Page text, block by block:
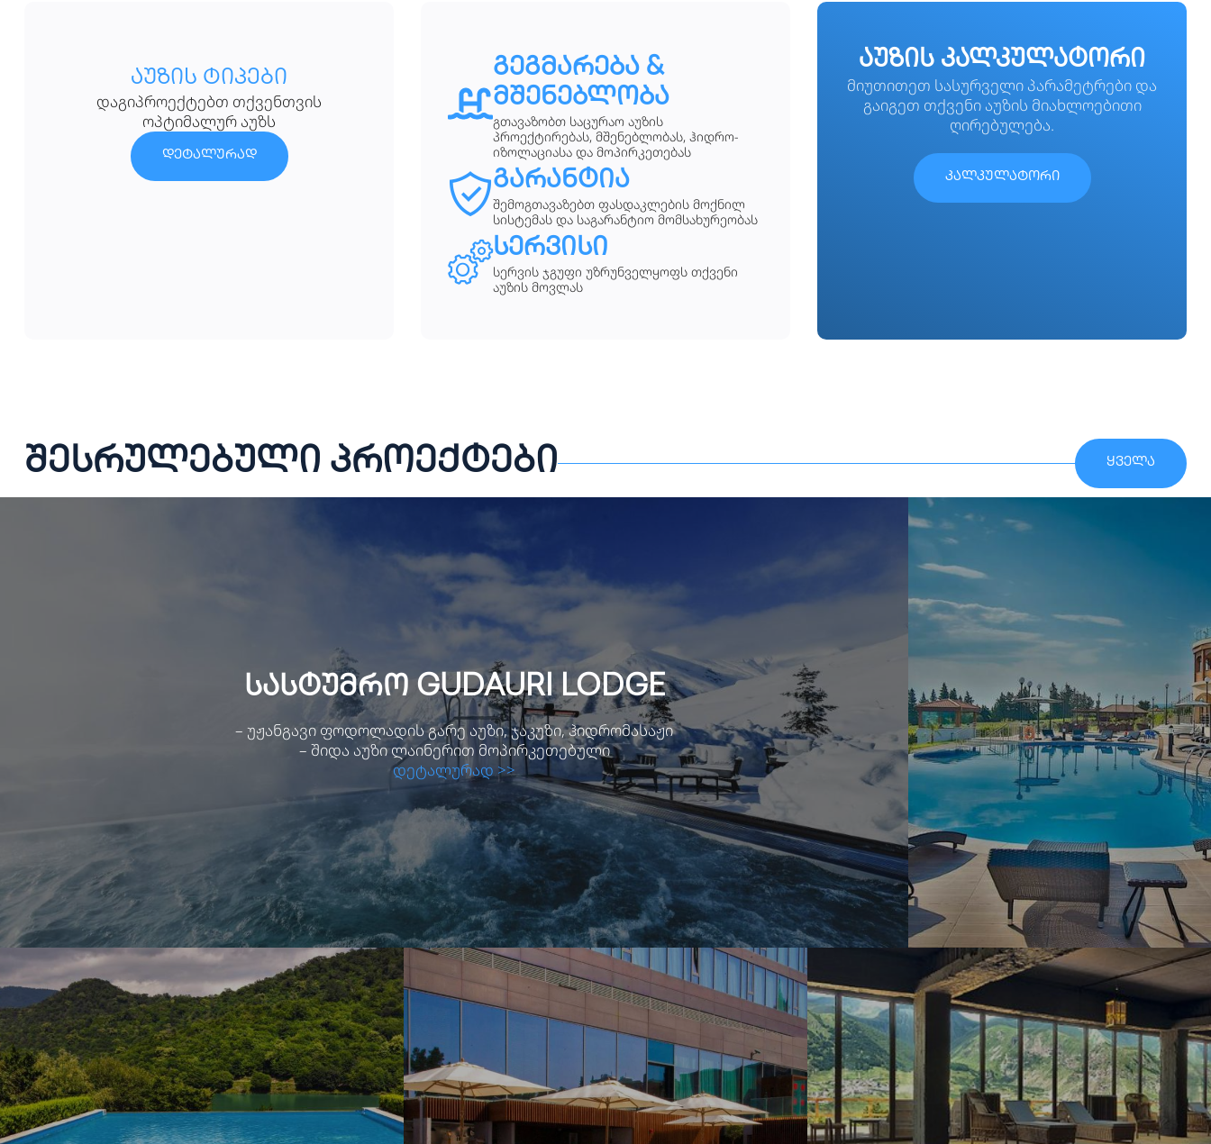
აუზის ტიპები
დაგიპროექტებთ თქვენთვის
ოპტიმალურ აუზს
დეტალურად
გეგმარება &
მშენებლობა
გთავაზობთ საცურაო აუზის
პროექტირებას, მშენებლობას, ჰიდრო-
იზოლაციასა და მოპირკეთებას
გარანტია
შემოგთავაზებთ ფასდაკლების მოქნილ
სისტემას და საგარანტიო მომსახურეობას
სერვისი
სერვის ჯგუფი უზრუნველყოფს თქვენი
აუზის მოვლას
აუზის კალკულატორი
მიუთითეთ სასურველი პარამეტრები და
გაიგეთ თქვენი აუზის მიახლოებითი
ღირებულება.
კალკულატორი
შესრულებული პროექტები ყველა
სასტუმრო GUDAURI LODGE
– უჟანგავი ფოდოლადის გარე აუზი, ჯაკუზი, ჰიდრომასაჟი
– შიდა აუზი ლაინერით მოპირკეთებული
დეტალურად >>